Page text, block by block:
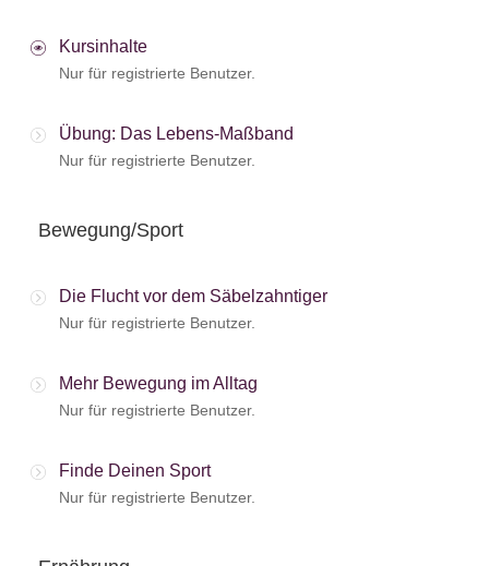
Kursinhalte
Nur für registrierte Benutzer.
Übung: Das Lebens-Maßband
Nur für registrierte Benutzer.
Bewegung/Sport
Die Flucht vor dem Säbelzahntiger
Nur für registrierte Benutzer.
Mehr Bewegung im Alltag
Nur für registrierte Benutzer.
Finde Deinen Sport
Nur für registrierte Benutzer.